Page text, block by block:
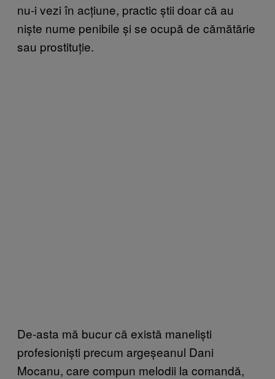
nu-i vezi în acțiune, practic știi doar că au
niște nume penibile și se ocupă de cămătărie
sau prostituție.
De-asta mă bucur că există maneliști
profesioniști precum argeșeanul Dani
Mocanu, care compun melodii la comandă,